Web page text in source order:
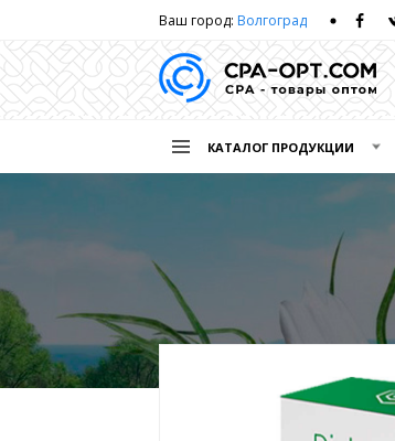
Ваш город: Волгоград
КАТАЛОГ ПРОДУКЦИИ